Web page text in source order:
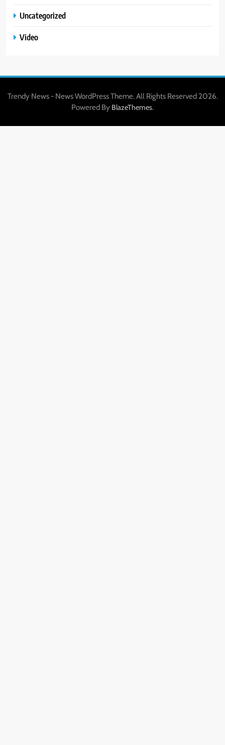
Uncategorized
Video
Trendy News - News WordPress Theme. All Rights Reserved 2026.
Powered By BlazeThemes.